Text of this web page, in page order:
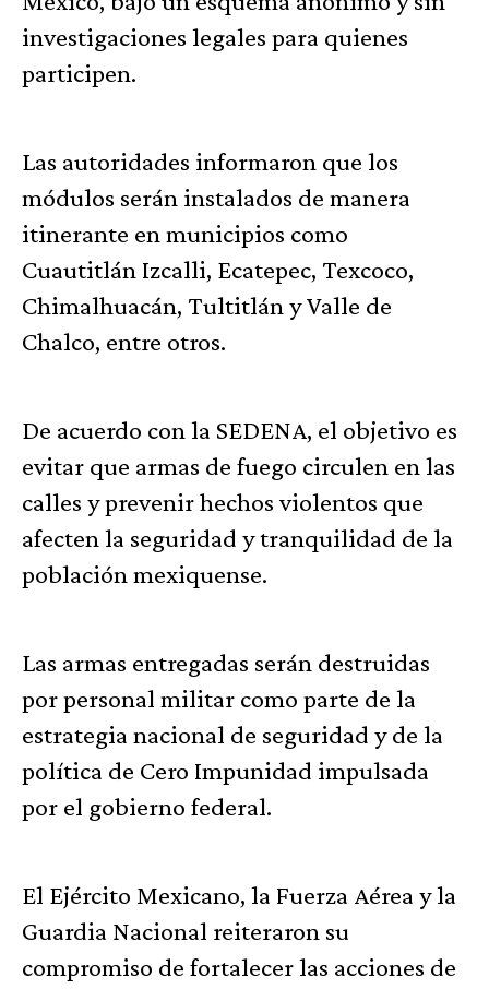
investigaciones legales para quienes
participen.
Las autoridades informaron que los
módulos serán instalados de manera
itinerante en municipios como
Cuautitlán Izcalli, Ecatepec, Texcoco,
Chimalhuacán, Tultitlán y Valle de
Chalco, entre otros.
De acuerdo con la SEDENA, el objetivo es
evitar que armas de fuego circulen en las
calles y prevenir hechos violentos que
afecten la seguridad y tranquilidad de la
población mexiquense.
Las armas entregadas serán destruidas
por personal militar como parte de la
estrategia nacional de seguridad y de la
política de Cero Impunidad impulsada
por el gobierno federal.
El Ejército Mexicano, la Fuerza Aérea y la
Guardia Nacional reiteraron su
compromiso de fortalecer las acciones de